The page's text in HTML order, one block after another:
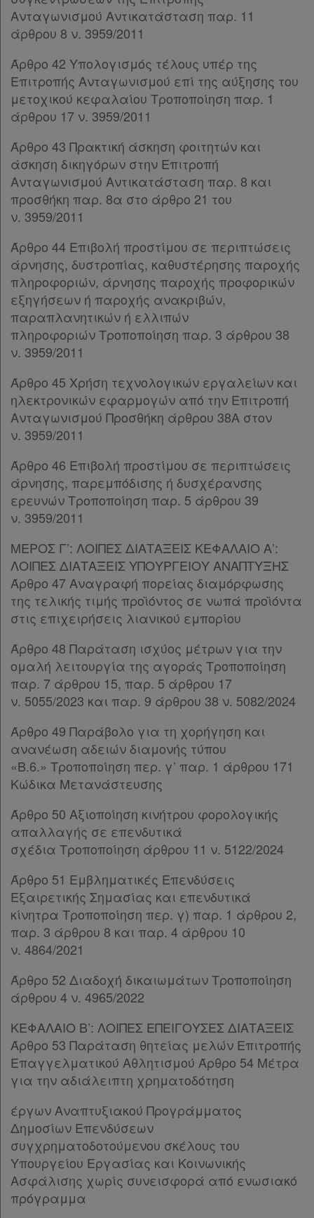
Όροι
χρήσης
Πολιτική
απορρήτου
και
cookies
Συνδρομής
Ατομική
συνδρομή
Ομαδικά
πακέτα
Παροχές
σε
συνδρομητές
συνδρομητές
Τα
αγαπημένα
μου
Οι
σημειώσεις
μου
Ψάχνω
και
δε
βρίσκω
Παρ.1
Παρ.2
Παρ.4
Άρθρο 24 [-]
Παρ.1
Παρ.2
Άρθρο 25 [-]
Παρ.1
Παρ.2
Παρ.3
Παρ.4
Παρ.6
Παρ.7
Παρ.8
Άρθρο 26 [-]
Παρ.1
Παρ.2
Άρθρο 27
Παρ.1
Παρ.2
Παρ.3
Άρθρο 29
Παρ.1
Παρ.2
Παρ.3
Παρ.4
Άρθρο 30 [-]
Παρ.1
Παρ.2
Παρ.3
Παρ.4
Παρ.6
Παρ.7
ΚΕΦΑΛΑΙΟ Δ’ [-]
Άρθρο 31
Παρ.1
Παρ.2
Άρθρο 33 [-]
Παρ.1
Παρ.2
Παρ.3
Άρθρο 34
Άρθρο 35
[-]
Παρ.1
Παρ.2
ΚΕΦΑΛΑΙΟ Ε’
[-]
Άρθρο 36 [-]
Παρ.3
Παρ.4
Παρ.5
Παρ.6
Παρ.7
Παρ.8
Παρ.9
Παρ.10
Παρ.11
Παρ.12
Άρθρο 37 [-]
Παρ.1
Παρ.2
Ανταγωνισμού Αντικατάσταση παρ. 11
άρθρου 8 ν. 3959/2011
Άρθρο 42 Υπολογισμός τέλους υπέρ της
Επιτροπής Ανταγωνισμού επί της αύξησης του
μετοχικού κεφαλαίου Τροποποίηση παρ. 1
άρθρου 17 ν. 3959/2011
Άρθρο 43 Πρακτική άσκηση φοιτητών και
άσκηση δικηγόρων στην Επιτροπή
Ανταγωνισμού Αντικατάσταση παρ. 8 και
προσθήκη παρ. 8α στο άρθρο 21 του
ν. 3959/2011
Άρθρο 44 Επιβολή προστίμου σε περιπτώσεις
άρνησης, δυστροπίας, καθυστέρησης παροχής
πληροφοριών, άρνησης παροχής προφορικών
εξηγήσεων ή παροχής ανακριβών,
παραπλανητικών ή ελλιπών
πληροφοριών Τροποποίηση παρ. 3 άρθρου 38
ν. 3959/2011
Άρθρο 45 Χρήση τεχνολογικών εργαλείων και
ηλεκτρονικών εφαρμογών από την Επιτροπή
Ανταγωνισμού Προσθήκη άρθρου 38Α στον
ν. 3959/2011
Άρθρο 46 Επιβολή προστίμου σε περιπτώσεις
άρνησης, παρεμπόδισης ή δυσχέρανσης
ερευνών Τροποποίηση παρ. 5 άρθρου 39
ν. 3959/2011
ΜΕΡΟΣ Γ’: ΛΟΙΠΕΣ ΔΙΑΤΑΞΕΙΣ ΚΕΦΑΛΑΙΟ Α’:
ΛΟΙΠΕΣ ΔΙΑΤΑΞΕΙΣ ΥΠΟΥΡΓΕΙΟΥ ΑΝΑΠΤΥΞΗΣ
Άρθρο 47 Αναγραφή πορείας διαμόρφωσης
της τελικής τιμής προϊόντος σε νωπά προϊόντα
στις επιχειρήσεις λιανικού εμπορίου
Άρθρο 48 Παράταση ισχύος μέτρων για την
ομαλή λειτουργία της αγοράς Τροποποίηση
παρ. 7 άρθρου 15, παρ. 5 άρθρου 17
ν. 5055/2023 και παρ. 9 άρθρου 38 ν. 5082/2024
Άρθρο 49 Παράβολο για τη χορήγηση και
ανανέωση αδειών διαμονής τύπου
«Β.6.» Τροποποίηση περ. γ’ παρ. 1 άρθρου 171
Κώδικα Μετανάστευσης
Άρθρο 50 Αξιοποίηση κινήτρου φορολογικής
απαλλαγής σε επενδυτικά
σχέδια Τροποποίηση άρθρου 11 ν. 5122/2024
Άρθρο 51 Εμβληματικές Επενδύσεις
Εξαιρετικής Σημασίας και επενδυτικά
κίνητρα Τροποποίηση περ. γ) παρ. 1 άρθρου 2,
παρ. 3 άρθρου 8 και παρ. 4 άρθρου 10
ν. 4864/2021
Άρθρο 52 Διαδοχή δικαιωμάτων Τροποποίηση
άρθρου 4 ν. 4965/2022
ΚΕΦΑΛΑΙΟ Β’: ΛΟΙΠΕΣ ΕΠΕΙΓΟΥΣΕΣ ΔΙΑΤΑΞΕΙΣ
Άρθρο 53 Παράταση θητείας μελών Επιτροπής
Επαγγελματικού Αθλητισμού Άρθρο 54 Μέτρα
για την αδιάλειπτη χρηματοδότηση
έργων Αναπτυξιακού Προγράμματος
Δημοσίων Επενδύσεων
συγχρηματοδοτούμενου σκέλους του
Υπουργείου Εργασίας και Κοινωνικής
Ασφάλισης χωρίς συνεισφορά από ενωσιακό
πρόγραμμα